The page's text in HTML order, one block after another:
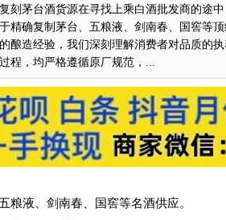
刻茅台酒货源在寻找上乘白酒批发商的途
精确复制茅台、五粮液、剑南春、国窖等
酿造经验，我们深刻理解消费者对品质的
程，均严格遵循原厂规范，...
粮液、剑南春、国窖等名酒供应。